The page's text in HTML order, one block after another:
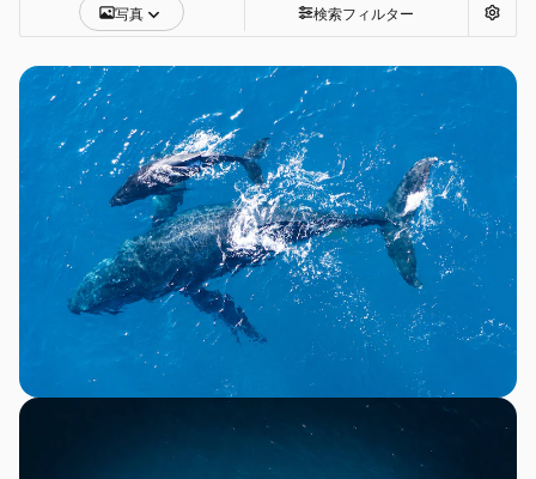
写真 検索フィルター